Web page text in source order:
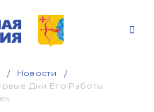
Новости
Дни Его Работы